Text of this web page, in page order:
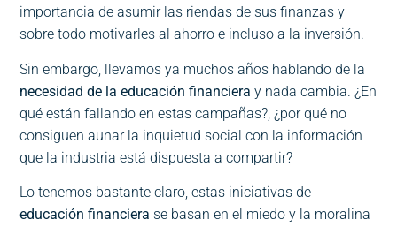
importancia de asumir las riendas de sus finanzas y
sobre todo motivarles al ahorro e incluso a la inversión.
Sin embargo, llevamos ya muchos años hablando de la
necesidad de la educación financiera y nada cambia. ¿En
qué están fallando en estas campañas?, ¿por qué no
consiguen aunar la inquietud social con la información
que la industria está dispuesta a compartir?
Lo tenemos bastante claro, estas iniciativas de
educación financiera se basan en el miedo y la moralina